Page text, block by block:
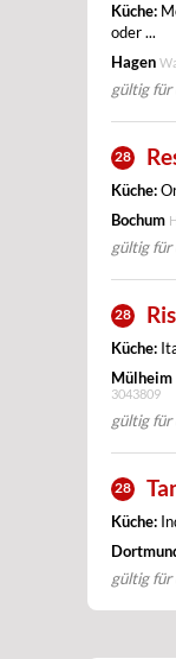
Küche:
oder ...
Hagen
gültig für
28
Küche:
Bochum
gültig für
28
Küche:
Mülheim
3043809
gültig für
28
Küche:
gültig für